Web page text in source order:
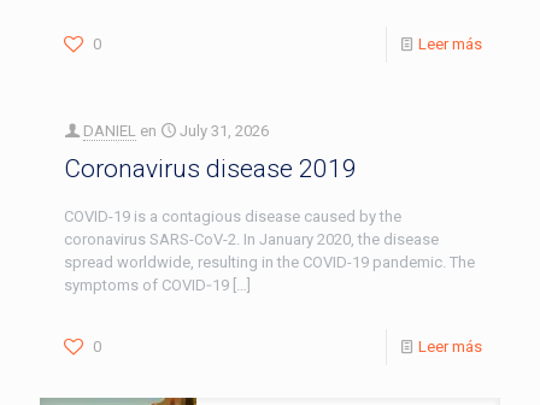
0 Leer más
DANIEL en July 31, 2026
Coronavirus disease 2019
COVID-19 is a contagious disease caused by the
coronavirus SARS-CoV-2. In January 2020, the disease
spread worldwide, resulting in the COVID-19 pandemic. The
symptoms of COVID‑19 […]
0 Leer más